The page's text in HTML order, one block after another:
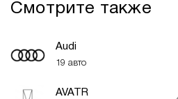
Смотрите также
Audi
19 авто
AVATR